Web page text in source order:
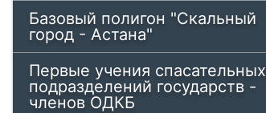
Базовый полигон "Скальный
город - Астана"
Первые учения спасательных
подразделений государств -
членов ОДКБ